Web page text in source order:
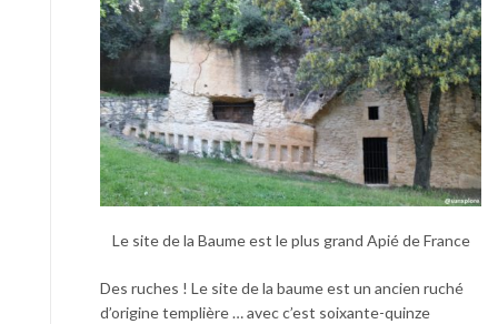
Le site de la Baume est le plus grand Apié de France
Des ruches ! Le site de la baume est un ancien ruché
d’origine templière … avec c’est soixante-quinze